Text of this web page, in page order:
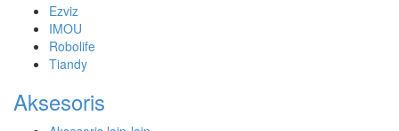
Ezviz
IMOU
Robolife
Tiandy
Aksesoris